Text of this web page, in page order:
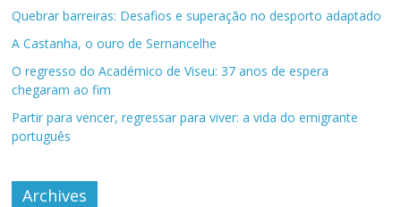
Quebrar barreiras: Desafios e superação no desporto adaptado
A Castanha, o ouro de Sernancelhe
O regresso do Académico de Viseu: 37 anos de espera
chegaram ao fim
Partir para vencer, regressar para viver: a vida do emigrante
português
Archives